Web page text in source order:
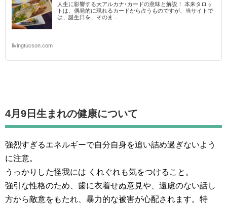
人生に影響する大アルカナ･カードの意味と解説！ 本来タロッ
トは、偶発的に現れるカードから占うものですが、当サイトで
は、誕生日を、そのま...
livingtucson.com
4月9日生まれの健康について
強烈すぎるエネルギーで自分自身を追い詰め過ぎないよう
に注意。
うっかりした怪我には くれぐれも気をつけること。
強引な性格のため、歯に衣着せぬ意見や、遠慮のない話し
方から敵意をもたれ、暴力的な被害が心配されます。特